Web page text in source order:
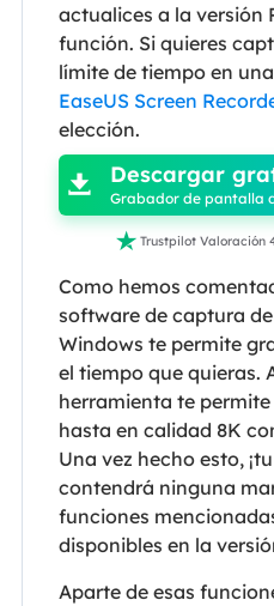
actualices a la versión
función. Si quieres
límite de tiempo en
EaseUS Screen
elección.

 Descargar
Grabador de pantalla
 Trustpilot Valoración
Como hemos
software de captura
Windows te permite
el tiempo que quieras.
herramienta te
hasta en calidad 8K
Una vez hecho esto,
contendrá ninguna
funciones
disponibles en la
Aparte de esas